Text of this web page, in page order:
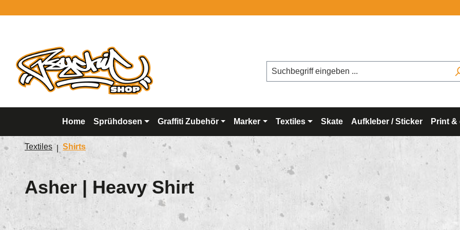
Kostenloser
Home Sprühdosen Graffiti Zubehör Marker Textiles Skate Aufkleber / Sticker Print &
Textiles Shirts
Asher | Heavy Shirt